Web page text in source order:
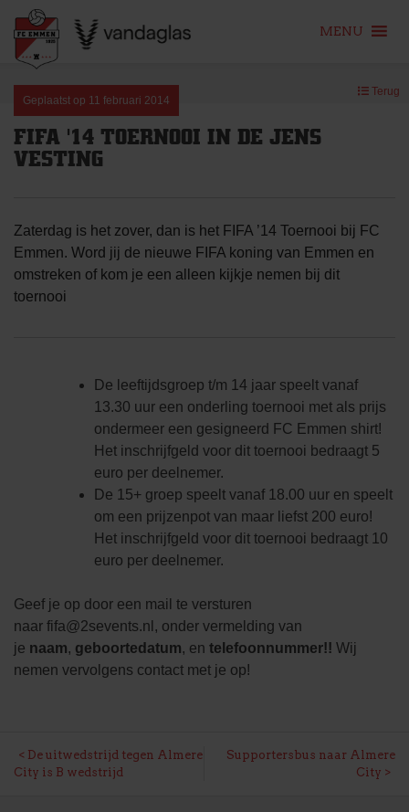
content
MENU
Geplaatst op 11 februari 2014
Terug
FIFA '14 TOERNOOI IN DE JENS
VESTING
Zaterdag is het zover, dan is het FIFA ’14 Toernooi bij FC
Emmen. Word jij de nieuwe FIFA koning van Emmen en
omstreken of kom je een alleen kijkje nemen bij dit
toernooi
De leeftijdsgroep t/m 14 jaar speelt vanaf
13.30 uur een onderling toernooi met als prijs
ondermeer een gesigneerd FC Emmen shirt!
Het inschrijfgeld voor dit toernooi bedraagt 5
euro per deelnemer.
De 15+ groep speelt vanaf 18.00 uur en speelt
om een prijzenpot van maar liefst 200 euro!
Het inschrijfgeld voor dit toernooi bedraagt 10
euro per deelnemer.
Geef je op door een mail te versturen
naar fifa@2sevents.nl , onder vermelding van
je naam, geboortedatum, en telefoonnummer!! Wij
nemen vervolgens contact met je op!
BERICHT
De uitwedstrijd tegen Almere
City is B wedstrijd
Supportersbus naar Almere
City